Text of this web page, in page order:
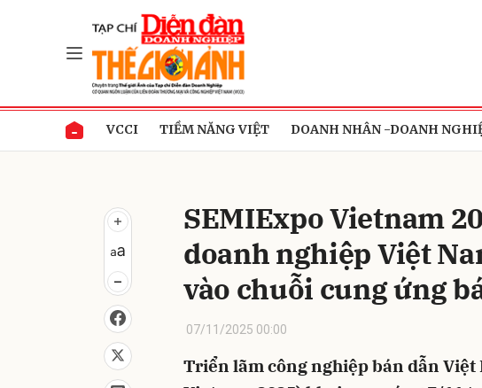
VCCI TIỀM NĂNG VIỆT DOANH NHÂN -DOANH
SEMIExpo Vietnam
doanh nghiệp Việt
vào chuỗi cung ứng
07/11/2025 00:00
Triển lãm công nghiệp bán dẫn Việt